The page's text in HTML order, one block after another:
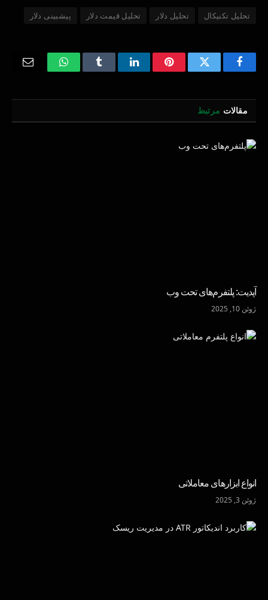
تحلیل تکنیکال تحلیل دلار تحلیل قیمت دلار پیشبینی دلار
Facebook
Twitter
Pinterest
LinkedIn
Tumblr
WhatsApp
مقالات مرتبط
آپدیت: پلتفرم‌های تحت وب
ژوئن 10, 2025
انواع ابزارهای معاملاتی
ژوئن 3, 2025